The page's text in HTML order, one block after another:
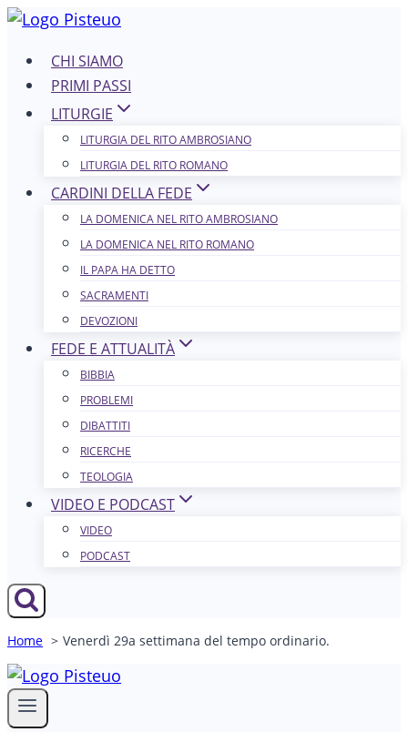
Salta
contenutoCHI SIAMO
PRIMI PASSI
LITURGIE
LITURGIA DEL RITO AMBROSIANO
LITURGIA DEL RITO ROMANO
CARDINI DELLA FEDE
LA DOMENICA NEL R​​​​​​ITO AMBROSIANO
LA DOMENICA NEL RITO ROMANO
IL PAPA HA DETTO
SACRAMENTI
DEVOZIONI
FEDE E ATTUALITÀ
BIBBIA
PROBLEMI
DIBATTITI
RICERCHE
TEOLOGIA
VIDEO E PODCAST
VIDEO
PODCAST
Home Venerdì 29a settimana del tempo ordinario.